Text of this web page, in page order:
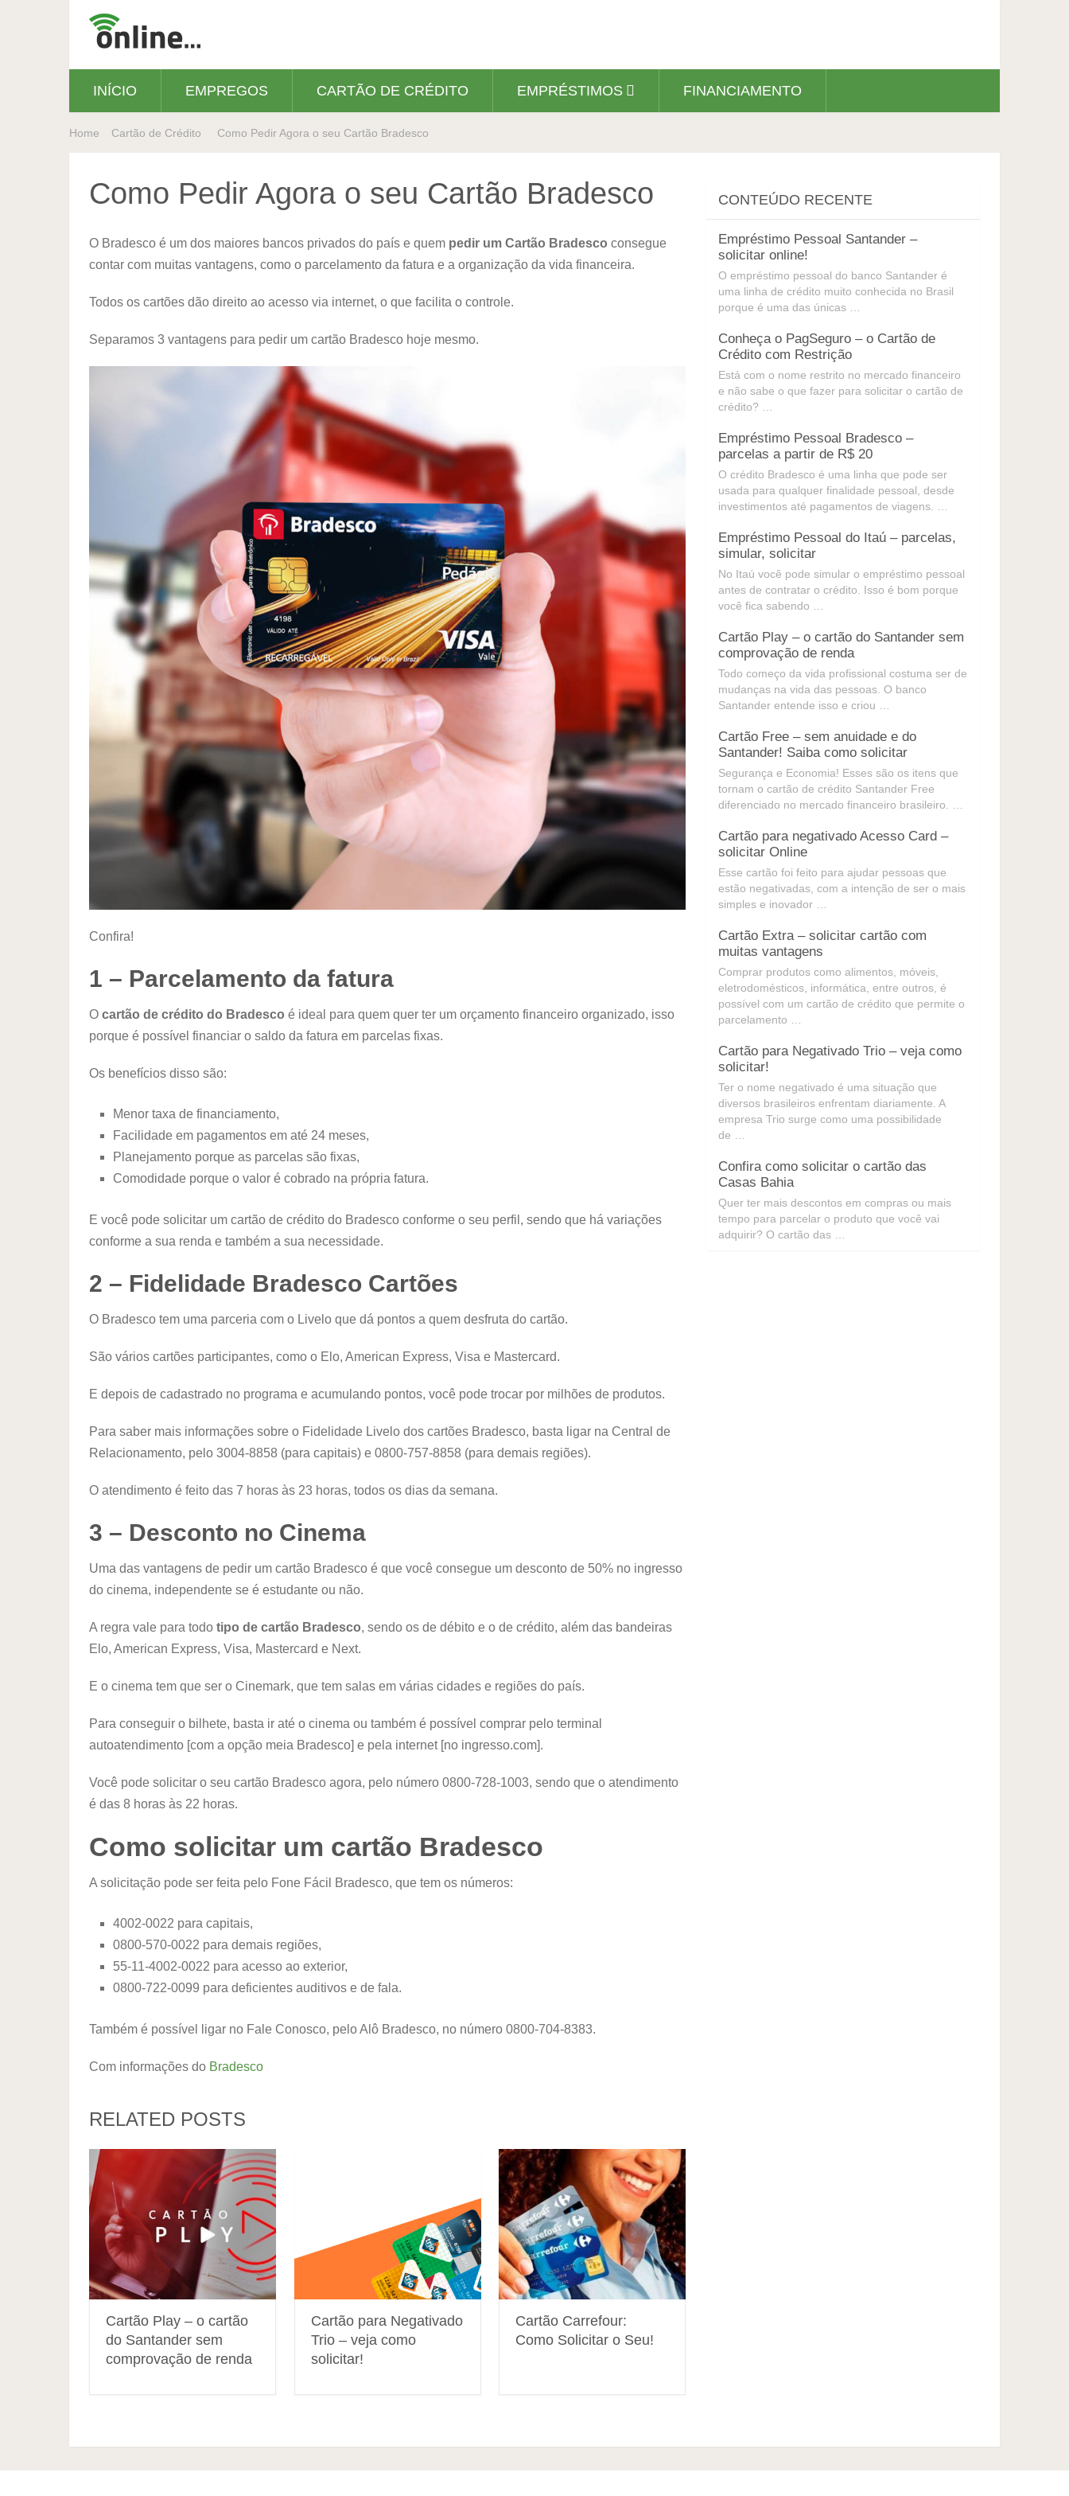
INÍCIO EMPREGOS CARTÃO DE CRÉDITO EMPRÉSTIMOS FINANCIAMENTO
Home Cartão de Crédito Como Pedir Agora o seu Cartão Bradesco
Como Pedir Agora o seu Cartão Bradesco
O Bradesco é um dos maiores bancos privados do país e quem pedir um Cartão Bradesco consegue
contar com muitas vantagens, como o parcelamento da fatura e a organização da vida financeira.
Todos os cartões dão direito ao acesso via internet, o que facilita o controle.
Separamos 3 vantagens para pedir um cartão Bradesco hoje mesmo.
Confira!
1 – Parcelamento da fatura
O cartão de crédito do Bradesco é ideal para quem quer ter um orçamento financeiro organizado, isso
porque é possível financiar o saldo da fatura em parcelas fixas.
Os benefícios disso são:
Menor taxa de financiamento,
Facilidade em pagamentos em até 24 meses,
Planejamento porque as parcelas são fixas,
Comodidade porque o valor é cobrado na própria fatura.
E você pode solicitar um cartão de crédito do Bradesco conforme o seu perfil, sendo que há variações
conforme a sua renda e também a sua necessidade.
2 – Fidelidade Bradesco Cartões
O Bradesco tem uma parceria com o Livelo que dá pontos a quem desfruta do cartão.
São vários cartões participantes, como o Elo, American Express, Visa e Mastercard.
E depois de cadastrado no programa e acumulando pontos, você pode trocar por milhões de produtos.
Para saber mais informações sobre o Fidelidade Livelo dos cartões Bradesco, basta ligar na Central de
Relacionamento, pelo 3004-8858 (para capitais) e 0800-757-8858 (para demais regiões).
O atendimento é feito das 7 horas às 23 horas, todos os dias da semana.
3 – Desconto no Cinema
Uma das vantagens de pedir um cartão Bradesco é que você consegue um desconto de 50% no ingresso
do cinema, independente se é estudante ou não.
A regra vale para todo tipo de cartão Bradesco, sendo os de débito e o de crédito, além das bandeiras
Elo, American Express, Visa, Mastercard e Next.
E o cinema tem que ser o Cinemark, que tem salas em várias cidades e regiões do país.
Para conseguir o bilhete, basta ir até o cinema ou também é possível comprar pelo terminal
autoatendimento [com a opção meia Bradesco] e pela internet [no ingresso.com].
Você pode solicitar o seu cartão Bradesco agora, pelo número 0800-728-1003, sendo que o atendimento
é das 8 horas às 22 horas.
Como solicitar um cartão Bradesco
A solicitação pode ser feita pelo Fone Fácil Bradesco, que tem os números:
4002-0022 para capitais,
0800-570-0022 para demais regiões,
55-11-4002-0022 para acesso ao exterior,
0800-722-0099 para deficientes auditivos e de fala.
Também é possível ligar no Fale Conosco, pelo Alô Bradesco, no número 0800-704-8383.
Com informações do Bradesco
RELATED POSTS
Cartão Play – o cartão
do Santander sem
comprovação de renda
Cartão para Negativado
Trio – veja como
solicitar!
Cartão Carrefour:
Como Solicitar o Seu!
CONTEÚDO RECENTE
Empréstimo Pessoal Santander –
solicitar online!
O empréstimo pessoal do banco Santander é
uma linha de crédito muito conhecida no Brasil
porque é uma das únicas …
Conheça o PagSeguro – o Cartão de
Crédito com Restrição
Está com o nome restrito no mercado financeiro
e não sabe o que fazer para solicitar o cartão de
crédito? …
Empréstimo Pessoal Bradesco –
parcelas a partir de R$ 20
O crédito Bradesco é uma linha que pode ser
usada para qualquer finalidade pessoal, desde
investimentos até pagamentos de viagens. …
Empréstimo Pessoal do Itaú – parcelas,
simular, solicitar
No Itaú você pode simular o empréstimo pessoal
antes de contratar o crédito. Isso é bom porque
você fica sabendo …
Cartão Play – o cartão do Santander sem
comprovação de renda
Todo começo da vida profissional costuma ser de
mudanças na vida das pessoas. O banco
Santander entende isso e criou …
Cartão Free – sem anuidade e do
Santander! Saiba como solicitar
Segurança e Economia! Esses são os itens que
tornam o cartão de crédito Santander Free
diferenciado no mercado financeiro brasileiro. …
Cartão para negativado Acesso Card –
solicitar Online
Esse cartão foi feito para ajudar pessoas que
estão negativadas, com a intenção de ser o mais
simples e inovador …
Cartão Extra – solicitar cartão com
muitas vantagens
Comprar produtos como alimentos, móveis,
eletrodomésticos, informática, entre outros, é
possível com um cartão de crédito que permite o
parcelamento …
Cartão para Negativado Trio – veja como
solicitar!
Ter o nome negativado é uma situação que
diversos brasileiros enfrentam diariamente. A
empresa Trio surge como uma possibilidade
de …
Confira como solicitar o cartão das
Casas Bahia
Quer ter mais descontos em compras ou mais
tempo para parcelar o produto que você vai
adquirir? O cartão das …